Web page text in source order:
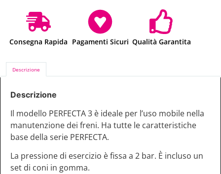
Consegna Rapida Pagamenti Sicuri Qualità Garantita
Descrizione
Descrizione
Il modello PERFECTA 3 è ideale per l’uso mobile nella
manutenzione dei freni. Ha tutte le caratteristiche
base della serie PERFECTA.
La pressione di esercizio è fissa a 2 bar. È incluso un
set di coni in gomma.